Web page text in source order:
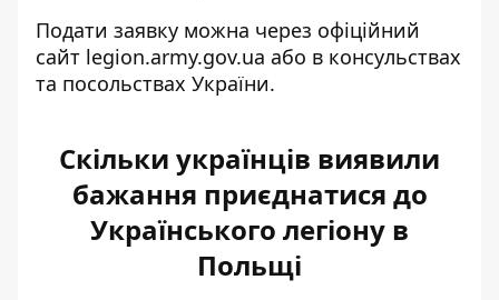
Подати заявку можна через офіційний
сайт legion.army.gov.ua або в консульствах
та посольствах України.
Скільки українців виявили
бажання приєднатися до
Українського легіону в
Польщі